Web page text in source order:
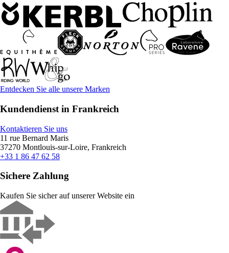
Entdecken Sie alle unsere Marken
Kundendienst in Frankreich
Kontaktieren Sie uns
11 rue Bernard Maris
37270 Montlouis-sur-Loire, Frankreich
+33 1 86 47 62 58
Sichere Zahlung
Kaufen Sie sicher auf unserer Website ein